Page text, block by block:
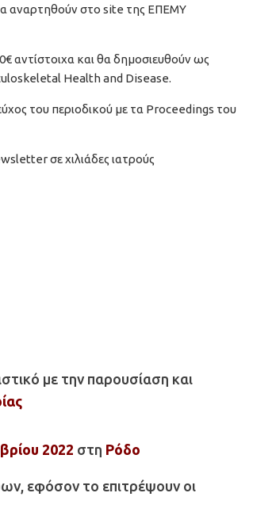
αναρτηθούν στο site της ΕΠΕΜΥ
αντίστοιχα και θα δημοσιευθούν ως
Health and Disease.
του περιοδικού με τα Proceedings του
σε χιλιάδες ιατρούς
με την παρουσίαση και
2022 στη Ρόδο
εφόσον το επιτρέψουν οι